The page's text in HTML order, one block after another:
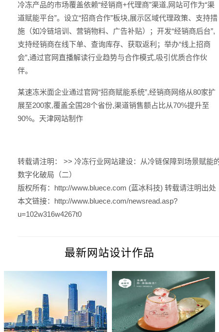
冷冻产品的市场覆盖依赖“经销商+代理商”渠道,网站可作为“渠
道赋能平台”。设立“招商合作”板块,展示区域代理政策、支持措
施（如冷链培训、营销物料、广告补贴）；开发“经销商后台”,
支持经销商在线下单、查询库存、获取返利；举办“线上招商
会”,通过官网直播解读行业趋势与合作模式,吸引优质合作伙
伴。
某速冻米面企业通过官网“招商赋能系统”,经销商网络从80家扩
展至200家,覆盖全国28个省份,渠道销售额占比从70%提升至
90%。 天津网站制作
转载请注明： >> 冷冻行业网站建设：从冷链保障到场景赋能
数字化破局（二）
版权所有： http://www.bluece.com (蓝冰科技) 转载请注明出处
本文链接： http://www.bluece.com/newsread.asp?
u=102w316w4267t0
最新网站设计作品